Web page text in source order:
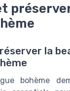
la
bohème